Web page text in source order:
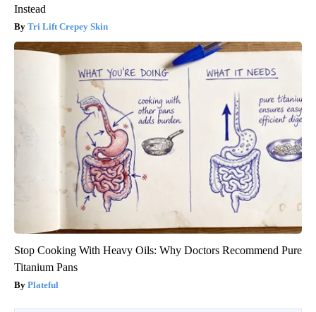
Instead
Tri Lift Crepey Skin
Stop Cooking With Heavy Oils: Why Doctors Recommend Pure
Titanium Pans
Plateful